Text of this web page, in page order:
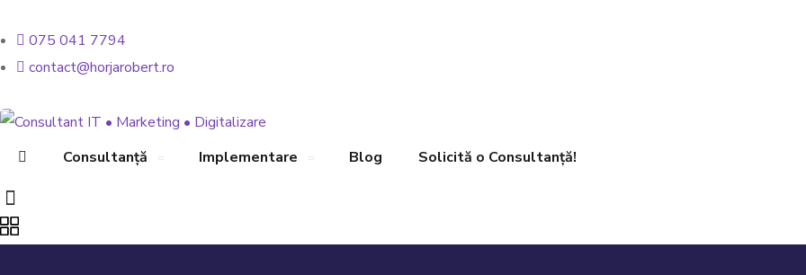
075 041 7794
contact@horjarobert.ro
Consultanță Implementare Blog Solicită o Consultanță!